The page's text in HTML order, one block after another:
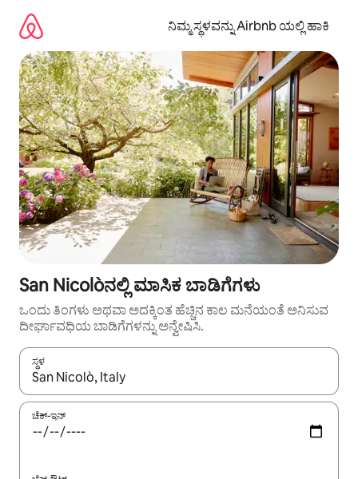
ಹೋಗಿ
ನಿಮ್ಮ ಸ್ಥಳವನ್ನು Airbnb ಯಲ್ಲಿ ಹಾಕಿ
San Nicolòನಲ್ಲಿ ಮಾಸಿಕ ಬಾಡಿಗೆಗಳು
ಒಂದು ತಿಂಗಳು ಅಥವಾ ಅದಕ್ಕಿಂತ ಹೆಚ್ಚಿನ ಕಾಲ ಮನೆಯಂತೆ ಅನಿಸುವ
ದೀರ್ಘಾವಧಿಯ ಬಾಡಿಗೆಗಳನ್ನು ಅನ್ವೇಷಿಸಿ.
ಸ್ಥಳ
ಫಲಿತಾಂಶಗಳು ಲಭ್ಯವಿರುವಾಗ, ಅಪ್ ಮತ್ತು ಡೌನ್ ಬಾಣದ ಕೀಲಿಗಳೊಂದಿಗೆ
ಚೆಕ್-ಇನ್